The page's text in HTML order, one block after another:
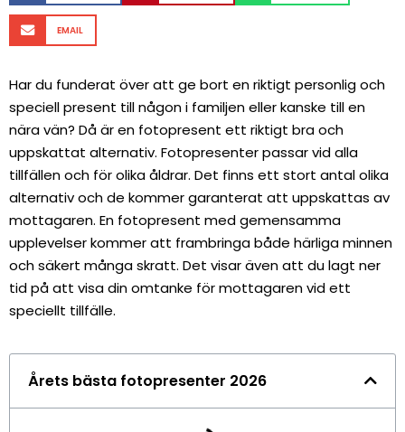
EMAIL
Har du funderat över att ge bort en riktigt personlig och
speciell present till någon i familjen eller kanske till en
nära vän? Då är en fotopresent ett riktigt bra och
uppskattat alternativ. Fotopresenter passar vid alla
tillfällen och för olika åldrar. Det finns ett stort antal olika
alternativ och de kommer garanterat att uppskattas av
mottagaren. En fotopresent med gemensamma
upplevelser kommer att frambringa både härliga minnen
och säkert många skratt. Det visar även att du lagt ner
tid på att visa din omtanke för mottagaren vid ett
speciellt tillfälle.
Årets bästa fotopresenter 2026